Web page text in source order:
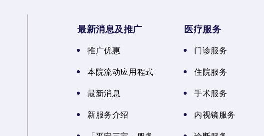
最新消息及推广
推广优惠
本院流动应用程式
最新消息
新服务介绍
医疗服务
门诊服务
住院服务
手术服务
内视镜服务